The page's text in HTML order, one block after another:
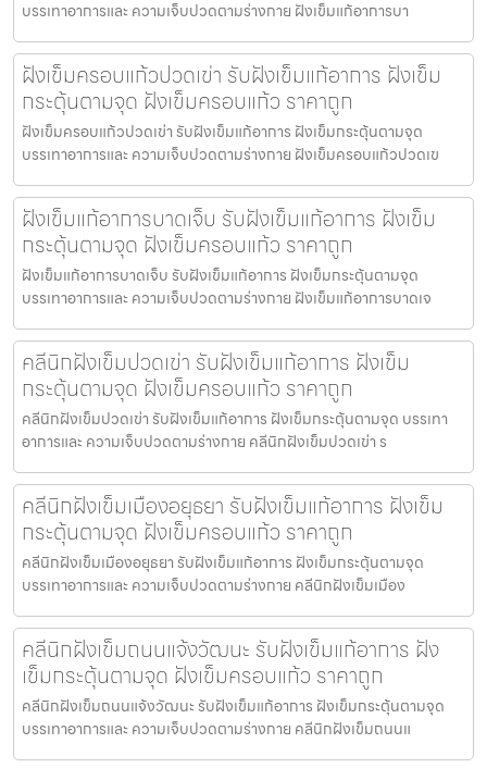
บรรเทาอาการและ ความเจ็บปวดตามร่างกาย ฝังเข็มแก้อาการบา
ฝังเข็มครอบแก้วปวดเข่า รับฝังเข็มแก้อาการ ฝังเข็ม
กระตุ้นตามจุด ฝังเข็มครอบแก้ว ราคาถูก
ฝังเข็มครอบแก้วปวดเข่า รับฝังเข็มแก้อาการ ฝังเข็มกระตุ้นตามจุด
บรรเทาอาการและ ความเจ็บปวดตามร่างกาย ฝังเข็มครอบแก้วปวดเข
ฝังเข็มแก้อาการบาดเจ็บ รับฝังเข็มแก้อาการ ฝังเข็ม
กระตุ้นตามจุด ฝังเข็มครอบแก้ว ราคาถูก
ฝังเข็มแก้อาการบาดเจ็บ รับฝังเข็มแก้อาการ ฝังเข็มกระตุ้นตามจุด
บรรเทาอาการและ ความเจ็บปวดตามร่างกาย ฝังเข็มแก้อาการบาดเจ
คลีนิกฝังเข็มปวดเข่า รับฝังเข็มแก้อาการ ฝังเข็ม
กระตุ้นตามจุด ฝังเข็มครอบแก้ว ราคาถูก
คลีนิกฝังเข็มปวดเข่า รับฝังเข็มแก้อาการ ฝังเข็มกระตุ้นตามจุด บรรเทา
อาการและ ความเจ็บปวดตามร่างกาย คลีนิกฝังเข็มปวดเข่า ร
คลีนิกฝังเข็มเมืองอยุธยา รับฝังเข็มแก้อาการ ฝังเข็ม
กระตุ้นตามจุด ฝังเข็มครอบแก้ว ราคาถูก
คลีนิกฝังเข็มเมืองอยุธยา รับฝังเข็มแก้อาการ ฝังเข็มกระตุ้นตามจุด
บรรเทาอาการและ ความเจ็บปวดตามร่างกาย คลีนิกฝังเข็มเมือง
คลีนิกฝังเข็มถนนแจ้งวัฒนะ รับฝังเข็มแก้อาการ ฝัง
เข็มกระตุ้นตามจุด ฝังเข็มครอบแก้ว ราคาถูก
คลีนิกฝังเข็มถนนแจ้งวัฒนะ รับฝังเข็มแก้อาการ ฝังเข็มกระตุ้นตามจุด
บรรเทาอาการและ ความเจ็บปวดตามร่างกาย คลีนิกฝังเข็มถนนแ